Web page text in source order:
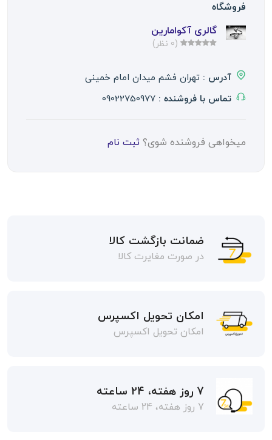
فروشگاه
گالری آکوامارین
(0 نظر)
آدرس : تهران فشم میدان امام خمینی
تماس با فروشنده : 09022750977
میخواهی فروشنده شوی؟ ثبت نام
ضمانت بازگشت کالا
در صورت مغایرت کالا
امکان تحویل اکسپرس
امکان تحویل اکسپرس
7 روز هفته، 24 ساعته
7 روز هفته، 24 ساعته